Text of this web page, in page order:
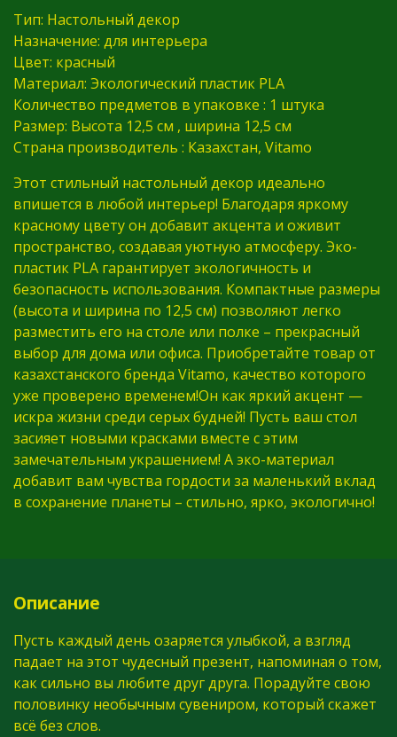
Тип: Настольный декор
Назначение: для интерьера
Цвет: красный
Материал: Экологический пластик PLA
Количество предметов в упаковке : 1 штука
Размер: Высота 12,5 см , ширина 12,5 см
Страна производитель : Казахстан, Vitamo
Этот стильный настольный декор идеально
впишется в любой интерьер! Благодаря яркому
красному цвету он добавит акцента и оживит
пространство, создавая уютную атмосферу. Эко-
пластик PLA гарантирует экологичность и
безопасность использования. Компактные размеры
(высота и ширина по 12,5 см) позволяют легко
разместить его на столе или полке – прекрасный
выбор для дома или офиса. Приобретайте товар от
казахстанского бренда Vitamo, качество которого
уже проверено временем!Он как яркий акцент —
искра жизни среди серых будней! Пусть ваш стол
засияет новыми красками вместе с этим
замечательным украшением! А эко-материал
добавит вам чувства гордости за маленький вклад
в сохранение планеты – стильно, ярко, экологично!
Описание
Пусть каждый день озаряется улыбкой, а взгляд
падает на этот чудесный презент, напоминая о том,
как сильно вы любите друг друга. Порадуйте свою
половинку необычным сувениром, который скажет
всё без слов.